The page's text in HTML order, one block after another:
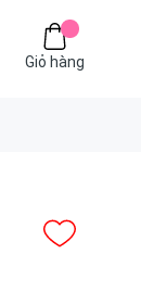
Giỏ hàng